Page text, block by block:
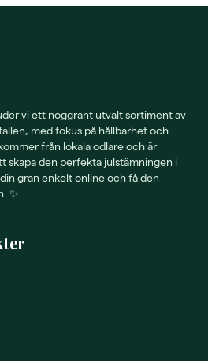
vi ett noggrant utvalt sortiment av
med fokus på hållbarhet och
från lokala odlare och är
skapa den perfekta julstämningen i
gran enkelt online och få den
✨